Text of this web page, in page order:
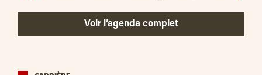
Voir l’agenda complet